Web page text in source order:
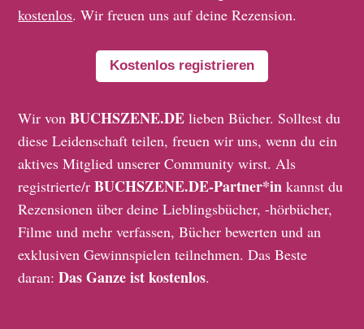
kostenlos. Wir freuen uns auf deine Rezension.
Kostenlos registrieren
Wir vonBUCHSZENE.DE lieben Bücher. Solltest du
diese Leidenschaft teilen, freuen wir uns, wenn du ein
aktives Mitglied unserer Community wirst. Als
registrierte/rBUCHSZENE.DE-Partner*in kannst du
Rezensionen über deine Lieblingsbücher, -hörbücher,
Filme und mehr verfassen, Bücher bewerten und an
exklusiven Gewinnspielen teilnehmen. Das Beste
daran:Das Ganze ist kostenlos.